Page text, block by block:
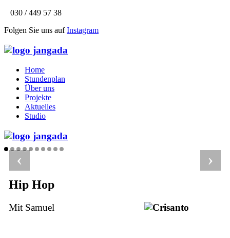
030 / 449 57 38
Folgen Sie uns aufInstagram
Home
Stundenplan
Über uns
Projekte
Aktuelles
Studio
›
‹
Hip Hop
Mit Samuel